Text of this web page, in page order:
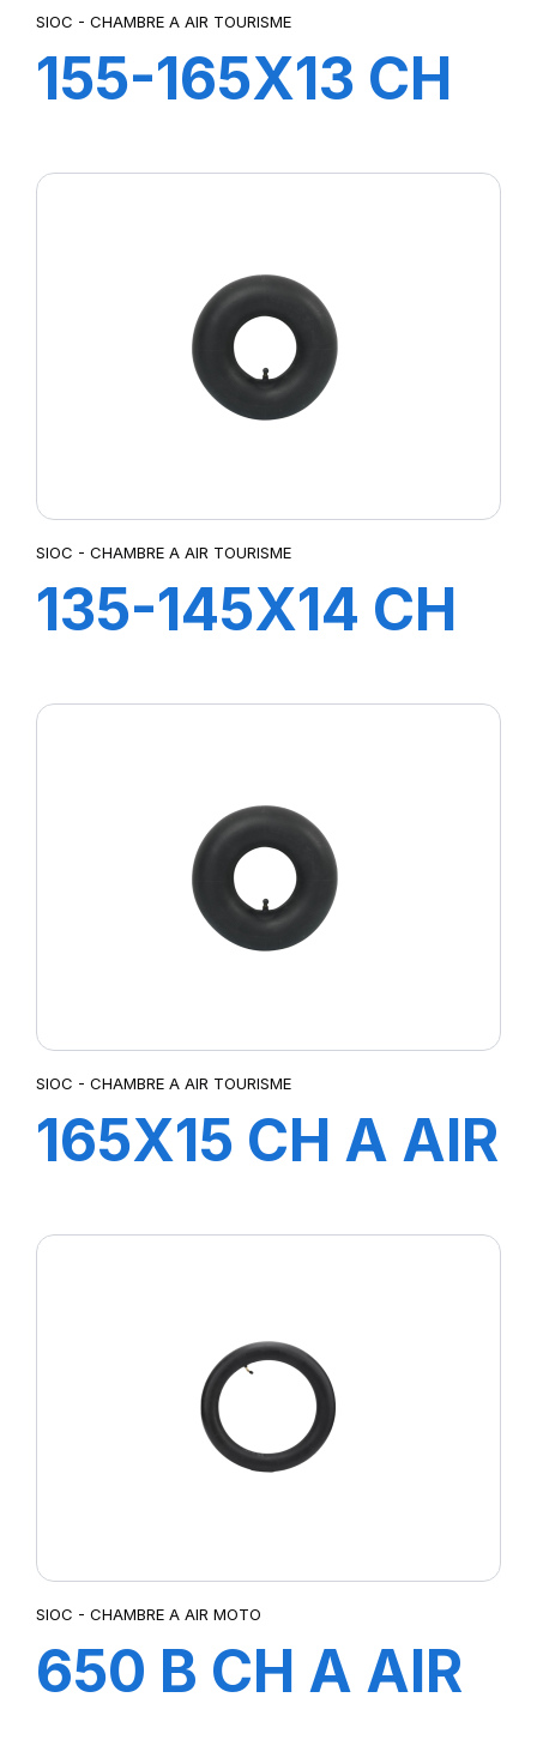
SIOC - CHAMBRE A AIR TOURISME
155-165X13 CH
SIOC - CHAMBRE A AIR TOURISME
135-145X14 CH
SIOC - CHAMBRE A AIR TOURISME
165X15 CH A AIR
SIOC - CHAMBRE A AIR MOTO
650 B CH A AIR